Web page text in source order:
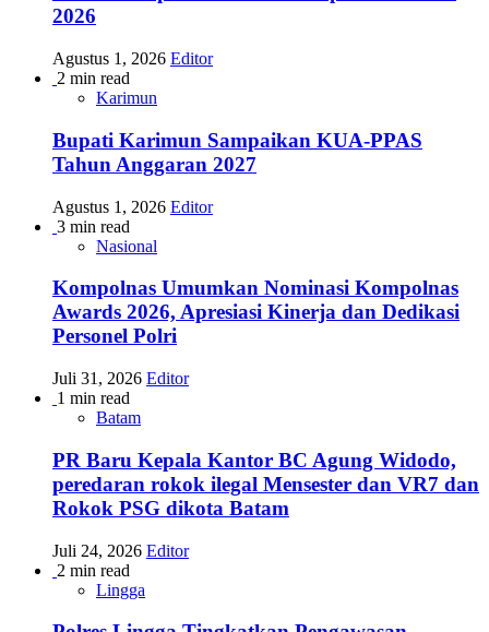
2026
Agustus 1, 2026 Editor
2 min read
Karimun
Bupati Karimun Sampaikan KUA-PPAS
Tahun Anggaran 2027
Agustus 1, 2026 Editor
3 min read
Nasional
Kompolnas Umumkan Nominasi Kompolnas
Awards 2026, Apresiasi Kinerja dan Dedikasi
Personel Polri
Juli 31, 2026 Editor
1 min read
Batam
PR Baru Kepala Kantor BC Agung Widodo,
peredaran rokok ilegal Mensester dan VR7 dan
Rokok PSG dikota Batam
Juli 24, 2026 Editor
2 min read
Lingga